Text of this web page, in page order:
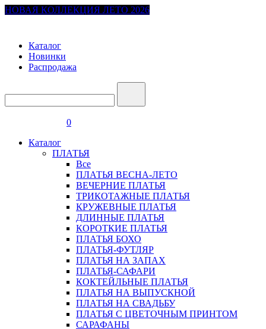
НОВАЯ КОЛЛЕКЦИЯ ЛЕТО 2026
Каталог
Новинки
Распродажа
0
Каталог
ПЛАТЬЯ
Все
ПЛАТЬЯ ВЕСНА-ЛЕТО
ВЕЧЕРНИЕ ПЛАТЬЯ
ТРИКОТАЖНЫЕ ПЛАТЬЯ
КРУЖЕВНЫЕ ПЛАТЬЯ
ДЛИННЫЕ ПЛАТЬЯ
КОРОТКИЕ ПЛАТЬЯ
ПЛАТЬЯ БОХО
ПЛАТЬЯ-ФУТЛЯР
ПЛАТЬЯ НА ЗАПАХ
ПЛАТЬЯ-САФАРИ
КОКТЕЙЛЬНЫЕ ПЛАТЬЯ
ПЛАТЬЯ НА ВЫПУСКНОЙ
ПЛАТЬЯ НА СВАДЬБУ
ПЛАТЬЯ С ЦВЕТОЧНЫМ ПРИНТОМ
САРАФАНЫ